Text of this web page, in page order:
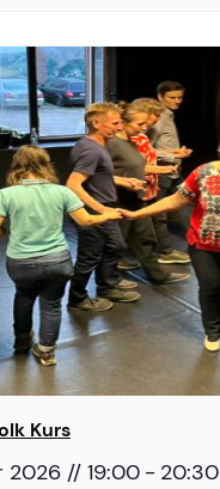
Kurs
2026 // 19:00 - 20:30